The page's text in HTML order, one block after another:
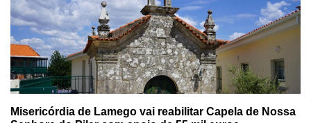
Misericórdia de Lamego vai reabilitar Capela de Nossa